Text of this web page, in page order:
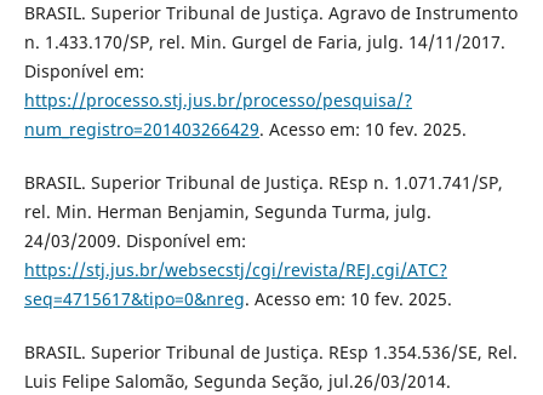
BRASIL. Superior Tribunal de Justiça. Agravo de Instrumento
n. 1.433.170/SP, rel. Min. Gurgel de Faria, julg. 14/11/2017.
Disponível em:
https://processo.stj.jus.br/processo/pesquisa/?
num_registro=201403266429. Acesso em: 10 fev. 2025.
BRASIL. Superior Tribunal de Justiça. REsp n. 1.071.741/SP,
rel. Min. Herman Benjamin, Segunda Turma, julg.
24/03/2009. Disponível em:
https://stj.jus.br/websecstj/cgi/revista/REJ.cgi/ATC?
seq=4715617&tipo=0&nreg. Acesso em: 10 fev. 2025.
BRASIL. Superior Tribunal de Justiça. REsp 1.354.536/SE, Rel.
Luis Felipe Salomão, Segunda Seção, jul.26/03/2014.